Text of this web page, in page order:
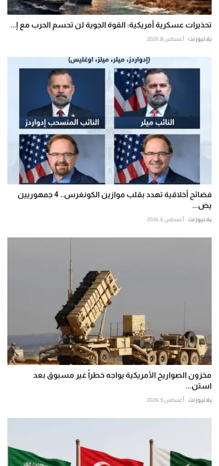
تحذيرات عسكرية أمريكية: القوة الجوية لن تحسم الحرب مع إ...
يلا نيوز نت أغسطس 8, 2026
فضائح أخلاقية تهدد بقلب موازين الكونغرس.. 4 جمهوريين
يض...
يلا نيوز نت أغسطس 6, 2026
مخزون الصواريخ الأمريكية يواجه خطراً غير مسبوق بعد
استن...
يلا نيوز نت أغسطس 5, 2026